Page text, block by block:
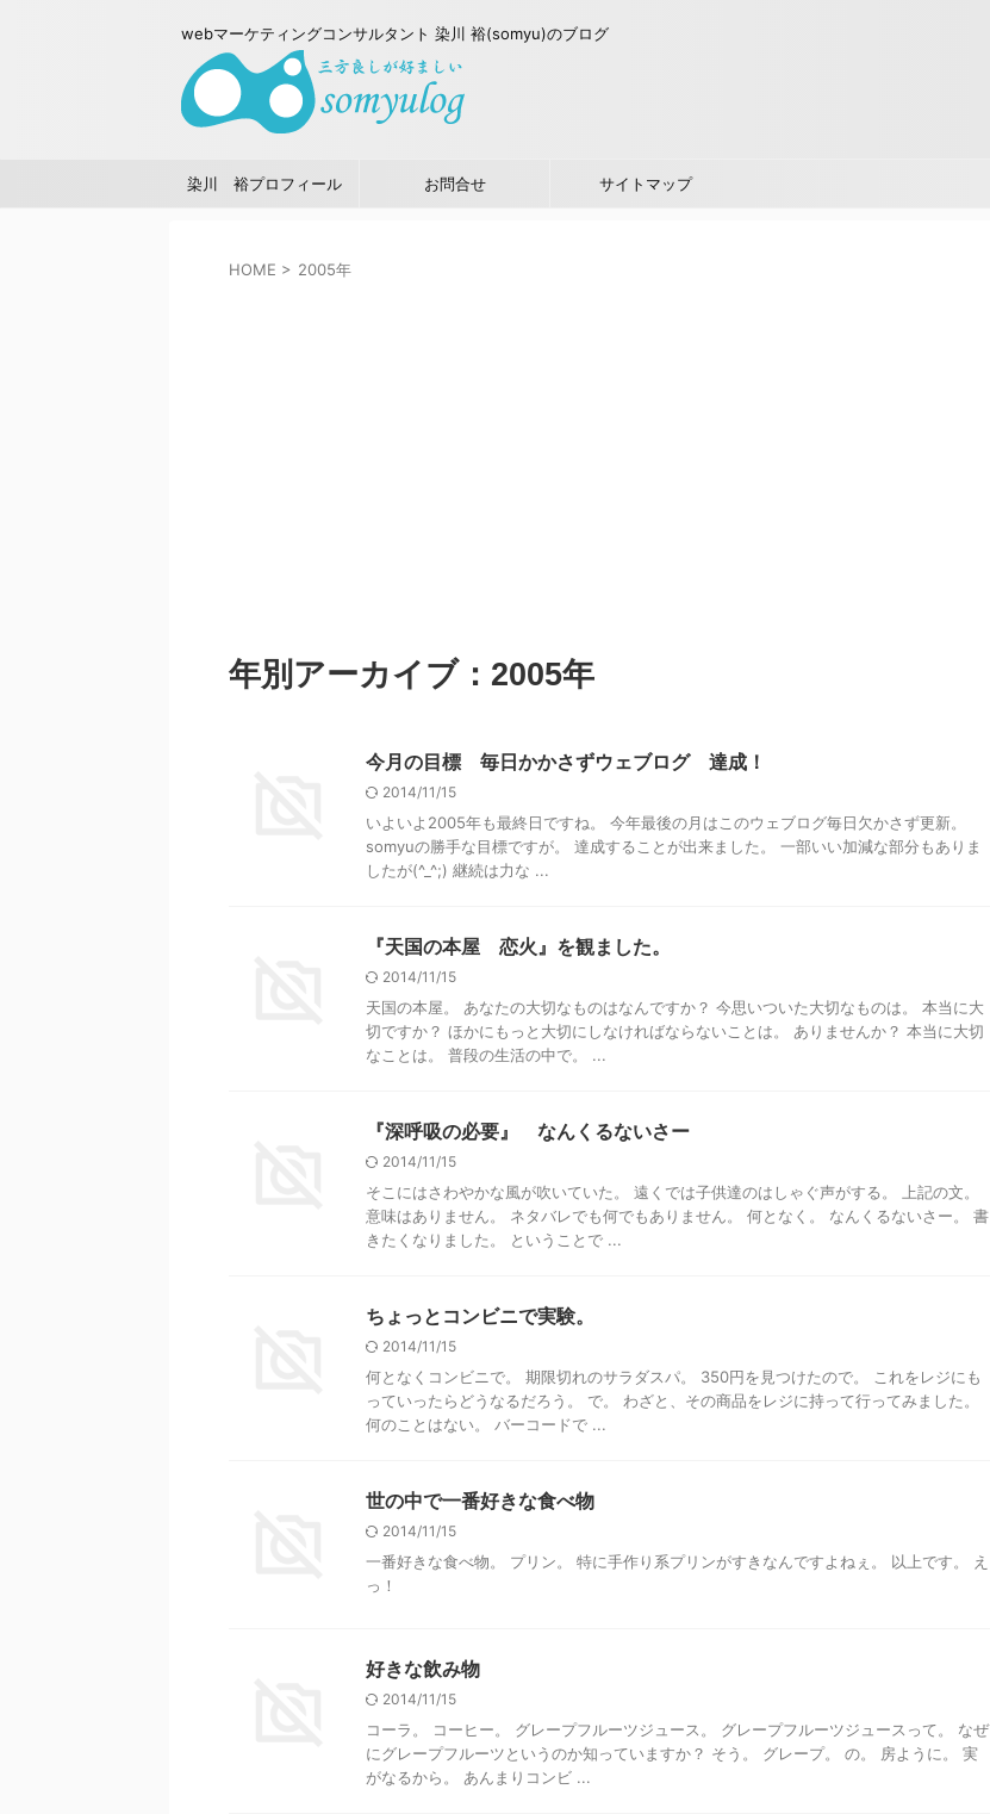
webマーケティングコンサルタント 染川 裕(somyu)のブログ
染川 裕プロフィール お問合せ サイトマップ
HOME > 2005年
年別アーカイブ：2005年
今月の目標 毎日かかさずウェブログ 達成！
2014/11/15
いよいよ2005年も最終日ですね。 今年最後の月はこのウェブログ毎日欠かさず更新。
somyuの勝手な目標ですが。 達成することが出来ました。 一部いい加減な部分もありま
したが(^_^;) 継続は力な ...
『天国の本屋 恋火』を観ました。
2014/11/15
天国の本屋。 あなたの大切なものはなんですか？ 今思いついた大切なものは。 本当に大
切ですか？ ほかにもっと大切にしなければならないことは。 ありませんか？ 本当に大切
なことは。 普段の生活の中で。 ...
『深呼吸の必要』 なんくるないさー
2014/11/15
そこにはさわやかな風が吹いていた。 遠くでは子供達のはしゃぐ声がする。 上記の文。
意味はありません。 ネタバレでも何でもありません。 何となく。 なんくるないさー。 書
きたくなりました。 ということで ...
ちょっとコンビニで実験。
2014/11/15
何となくコンビニで。 期限切れのサラダスパ。 350円を見つけたので。 これをレジにも
っていったらどうなるだろう。 で。 わざと、その商品をレジに持って行ってみました。
何のことはない。 バーコードで ...
世の中で一番好きな食べ物
2014/11/15
一番好きな食べ物。 プリン。 特に手作り系プリンがすきなんですよねぇ。 以上です。 え
っ！
好きな飲み物
2014/11/15
コーラ。 コーヒー。 グレープフルーツジュース。 グレープフルーツジュースって。 なぜ
にグレープフルーツというのか知っていますか？ そう。 グレープ。 の。 房ように。 実
がなるから。 あんまりコンビ ...